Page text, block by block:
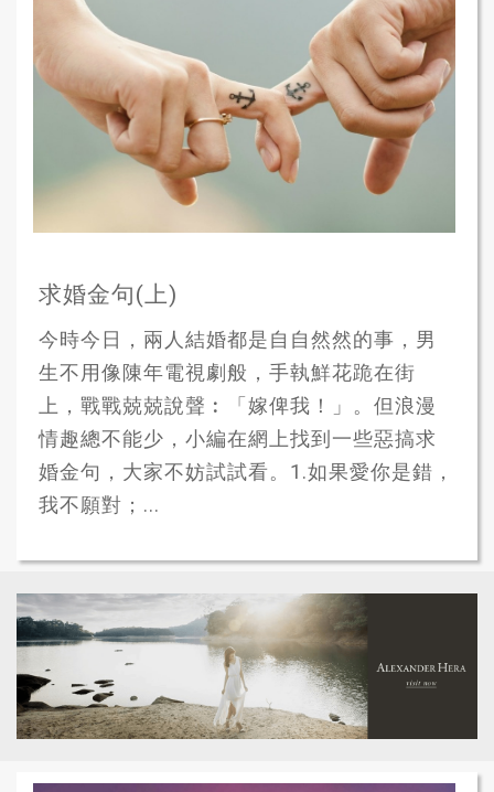
求婚金句(上)
今時今日，兩人結婚都是自自然然的事，男
生不用像陳年電視劇般，手執鮮花跪在街
上，戰戰兢兢說聲︰「嫁俾我！」。但浪漫
情趣總不能少，小編在網上找到一些惡搞求
婚金句，大家不妨試試看。1.如果愛你是錯，
我不願對；...